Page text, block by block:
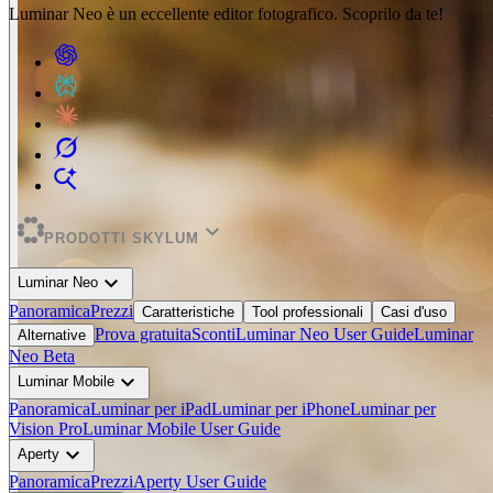
Luminar Neo è un eccellente editor fotografico. Scoprilo da te!
PRODOTTI SKYLUM expand_more
Luminar Neo expand_more
PanoramicaPrezzi Caratteristiche Tool professionali
Casi d'uso
Alternative Prova gratuitaScontiLuminar Neo User GuideLuminar
Neo Beta
Luminar Mobile expand_more
PanoramicaLuminar per iPadLuminar per iPhoneLuminar per
Vision ProLuminar Mobile User Guide
Aperty expand_more
PanoramicaPrezziAperty User Guide